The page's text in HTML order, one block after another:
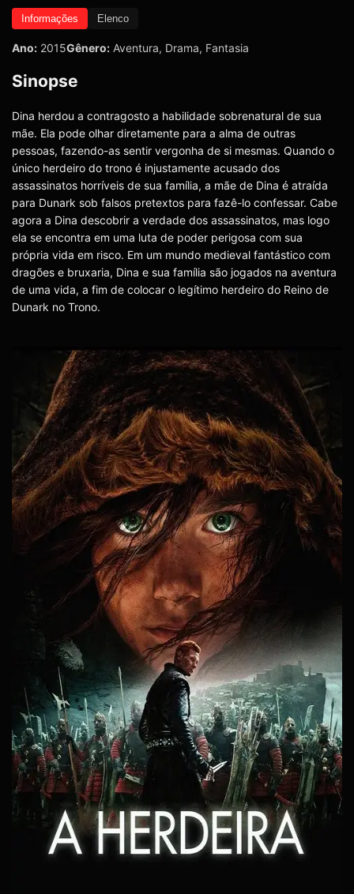
Informações Elenco
Ano: 2015Gênero: Aventura, Drama, Fantasia
Sinopse
Dina herdou a contragosto a habilidade sobrenatural de sua
mãe. Ela pode olhar diretamente para a alma de outras
pessoas, fazendo-as sentir vergonha de si mesmas. Quando o
único herdeiro do trono é injustamente acusado dos
assassinatos horríveis de sua família, a mãe de Dina é atraída
para Dunark sob falsos pretextos para fazê-lo confessar. Cabe
agora a Dina descobrir a verdade dos assassinatos, mas logo
ela se encontra em uma luta de poder perigosa com sua
própria vida em risco. Em um mundo medieval fantástico com
dragões e bruxaria, Dina e sua família são jogados na aventura
de uma vida, a fim de colocar o legítimo herdeiro do Reino de
Dunark no Trono.